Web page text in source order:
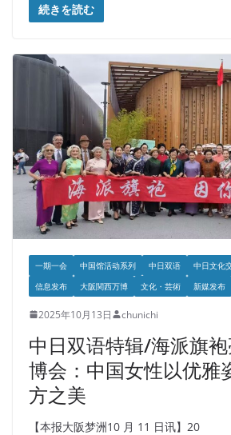
続きを読む
一期一会 中国馆活动系列 中日双语 中日文化
信息发布
大阪関西万博 文化・芸術 新媒发布
2025年10月13日 chunichi
中日双语特辑/海派旗
博会：中国女性以优雅
方之美
【本报大阪梦洲10 月 11 日讯】20